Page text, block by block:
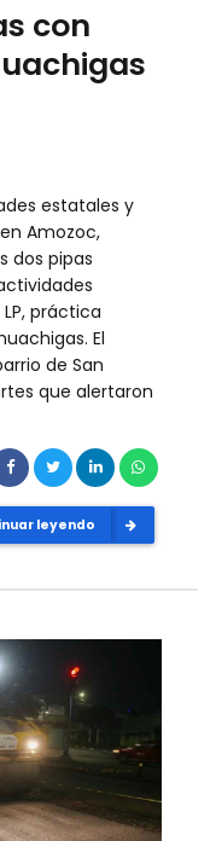
con
estatales y
Amozoc,
dos pipas
práctica
El
de San
que alertaron
leyendo